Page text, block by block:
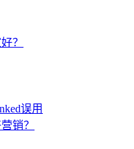
？
误用
销？